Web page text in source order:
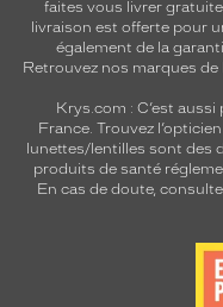
faites vous livrer
livraison est offerte pour
également de la
Retrouvez nos marques de
Krys.com : C’est
France. Trouvez
lunettes/lentilles sont des
produits de santé
En cas de doute,